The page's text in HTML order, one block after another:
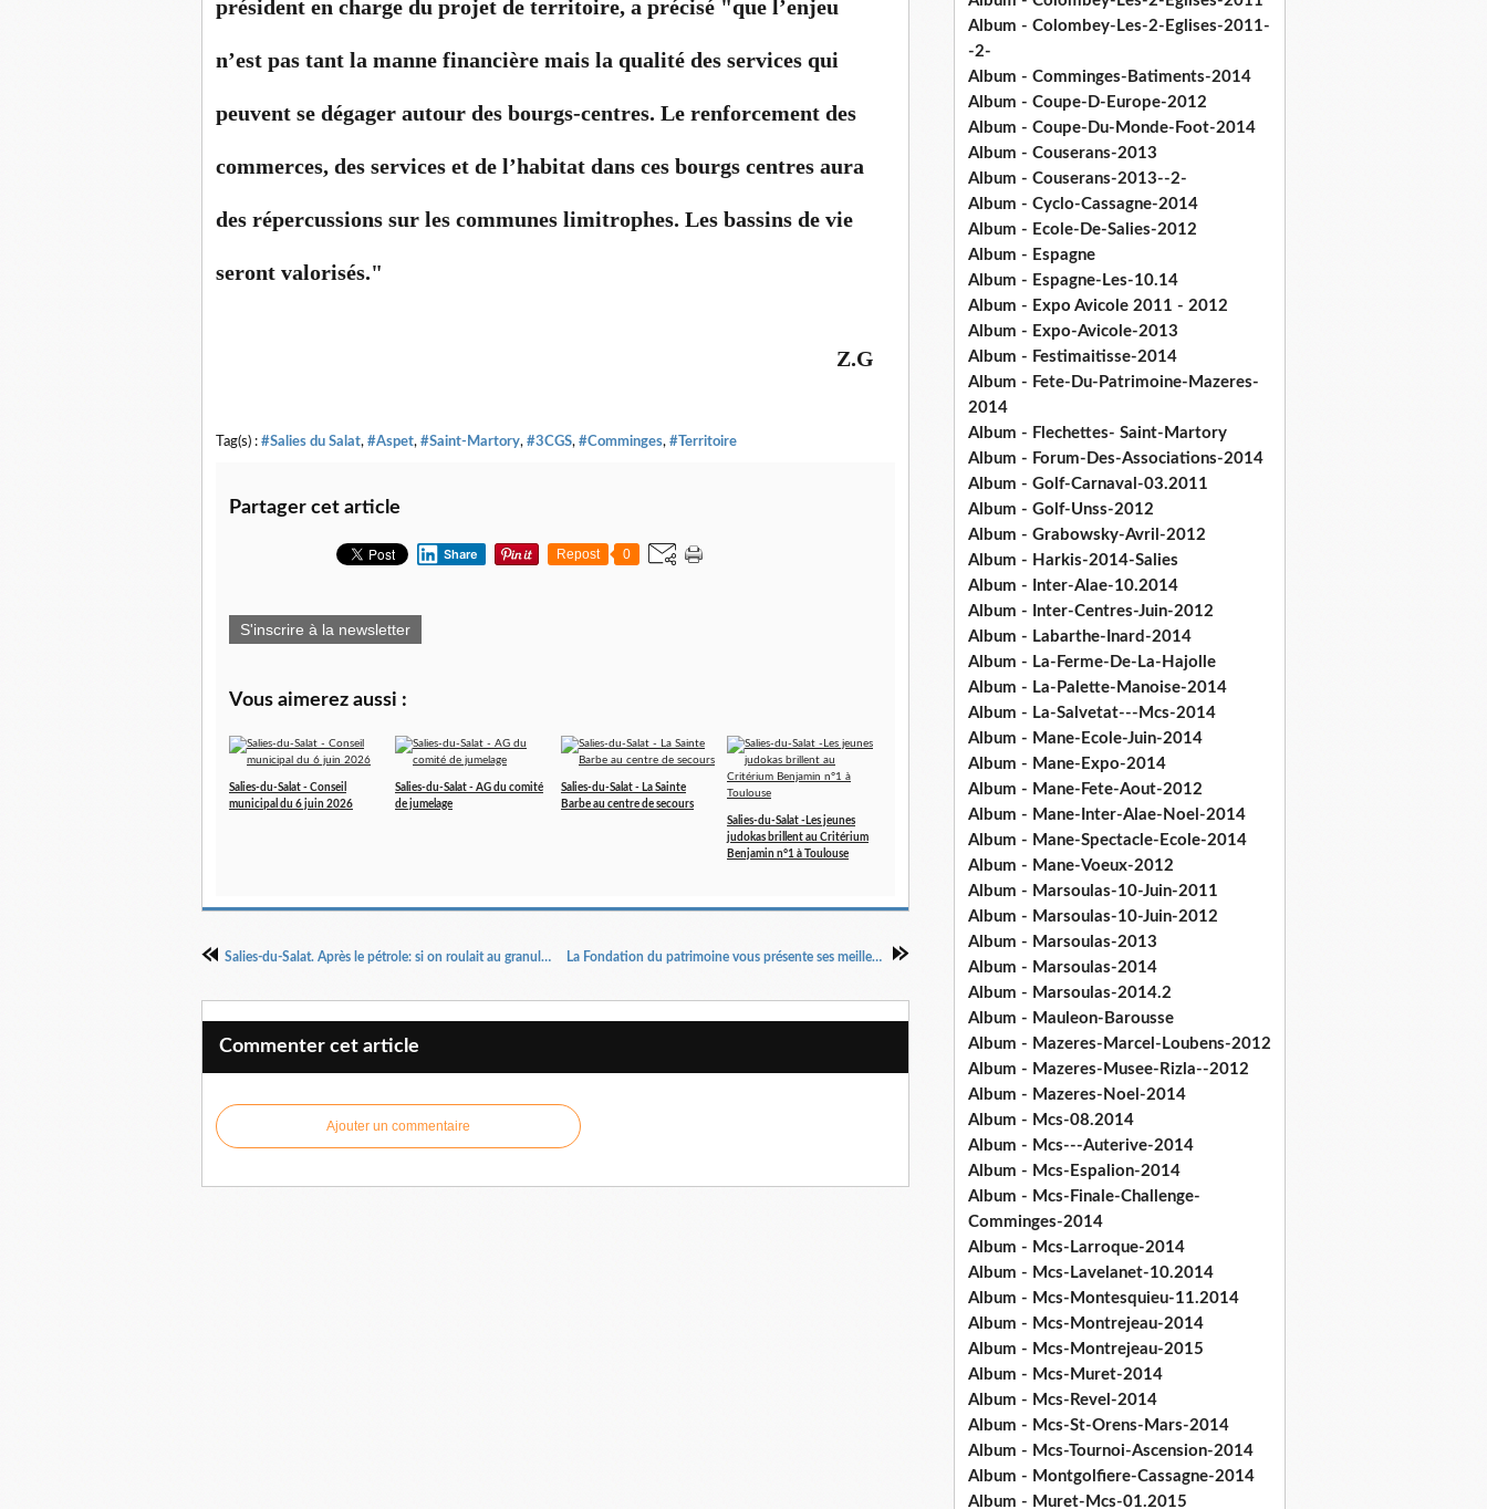
président en charge du projet de territoire, a précisé "que l’enjeu
n’est pas tant la manne financière mais la qualité des services qui
peuvent se dégager autour des bourgs-centres. Le renforcement des
commerces, des services et de l’habitat dans ces bourgs centres aura
des répercussions sur les communes limitrophes. Les bassins de vie
seront valorisés."
Z.G
Tag(s) : #Salies du Salat, #Aspet, #Saint-Martory, #3CGS, #Comminges, #Territoire
Partager cet article
Share Repost 0
S'inscrire à la newsletter
Vous aimerez aussi :
Salies-du-Salat - Conseil
municipal du 6 juin 2026
Salies-du-Salat - AG du comité
de jumelage
Salies-du-Salat - La Sainte
Barbe au centre de secours
Salies-du-Salat -Les jeunes
judokas brillent au Critérium
Benjamin n°1 à Toulouse
Salies-du-Salat. Après le pétrole: si on roulait au granulé végétal ? La Fondation du patrimoine vous présente ses meilleurs vœux !
Commenter cet article
Ajouter un commentaire
Album - Colombey-Les-2-Eglises-2011-
-2-
Album - Comminges-Batiments-2014
Album - Coupe-D-Europe-2012
Album - Coupe-Du-Monde-Foot-2014
Album - Couserans-2013
Album - Couserans-2013--2-
Album - Cyclo-Cassagne-2014
Album - Ecole-De-Salies-2012
Album - Espagne
Album - Espagne-Les-10.14
Album - Expo Avicole 2011 - 2012
Album - Expo-Avicole-2013
Album - Festimaitisse-2014
Album - Fete-Du-Patrimoine-Mazeres-
2014
Album - Flechettes- Saint-Martory
Album - Forum-Des-Associations-2014
Album - Golf-Carnaval-03.2011
Album - Golf-Unss-2012
Album - Grabowsky-Avril-2012
Album - Harkis-2014-Salies
Album - Inter-Alae-10.2014
Album - Inter-Centres-Juin-2012
Album - Labarthe-Inard-2014
Album - La-Ferme-De-La-Hajolle
Album - La-Palette-Manoise-2014
Album - La-Salvetat---Mcs-2014
Album - Mane-Ecole-Juin-2014
Album - Mane-Expo-2014
Album - Mane-Fete-Aout-2012
Album - Mane-Inter-Alae-Noel-2014
Album - Mane-Spectacle-Ecole-2014
Album - Mane-Voeux-2012
Album - Marsoulas-10-Juin-2011
Album - Marsoulas-10-Juin-2012
Album - Marsoulas-2013
Album - Marsoulas-2014
Album - Marsoulas-2014.2
Album - Mauleon-Barousse
Album - Mazeres-Marcel-Loubens-2012
Album - Mazeres-Musee-Rizla--2012
Album - Mazeres-Noel-2014
Album - Mcs-08.2014
Album - Mcs---Auterive-2014
Album - Mcs-Espalion-2014
Album - Mcs-Finale-Challenge-
Comminges-2014
Album - Mcs-Larroque-2014
Album - Mcs-Lavelanet-10.2014
Album - Mcs-Montesquieu-11.2014
Album - Mcs-Montrejeau-2014
Album - Mcs-Montrejeau-2015
Album - Mcs-Muret-2014
Album - Mcs-Revel-2014
Album - Mcs-St-Orens-Mars-2014
Album - Mcs-Tournoi-Ascension-2014
Album - Montgolfiere-Cassagne-2014
Album - Muret-Mcs-01.2015